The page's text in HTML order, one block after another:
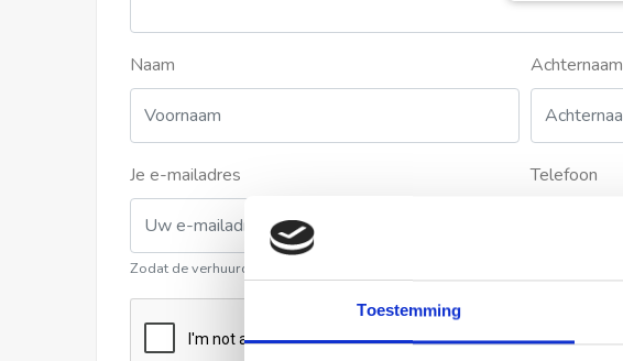
Toestemming
Naam Achternaam
Je e-mailadres
Zodat de verhuurder contact met u kan opnemen
Telefoon